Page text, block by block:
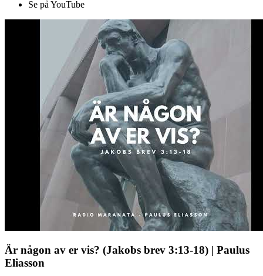
Se på YouTube
Är någon av er vis? (Jakobs brev 3:13-18) | Paulus
Eliasson